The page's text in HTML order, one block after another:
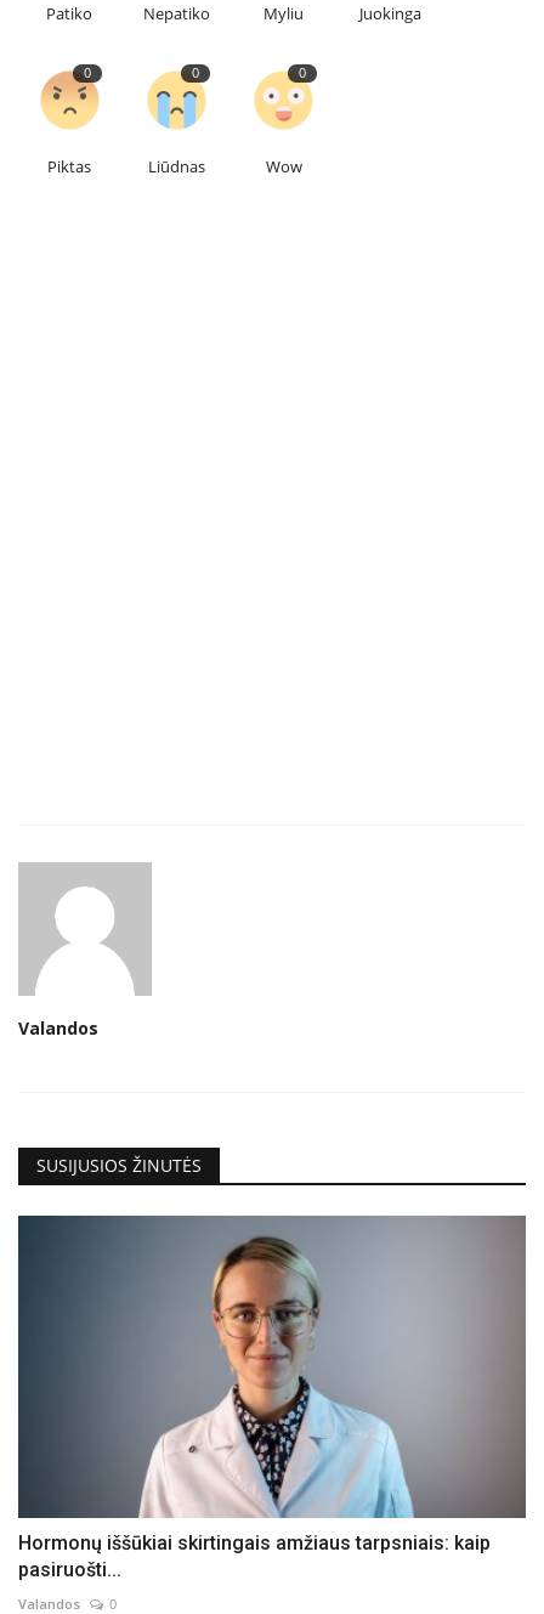
Patiko Nepatiko Myliu Juokinga
0
Piktas
0
Liūdnas
0
Wow
Valandos
SUSIJUSIOS ŽINUTĖS
Hormonų iššūkiai skirtingais amžiaus tarpsniais: kaip
pasiruošti...
Valandos 0